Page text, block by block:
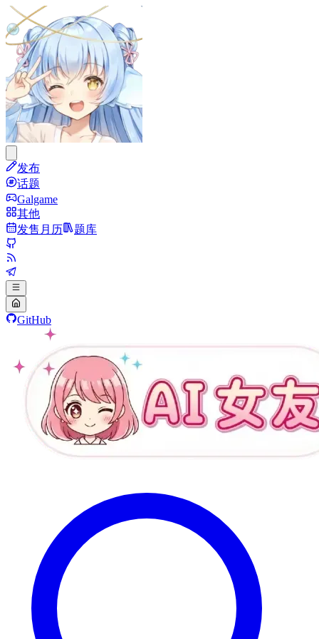
发布
话题
Galgame
其他
发售月历
题库
GitHub